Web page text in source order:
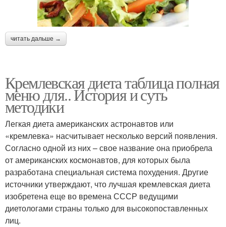
читать дальше →
Кремлевская диета таблица полная
меню для.. История и суть
методики
Легкая диета американских астронавтов или
«кремлевка» насчитывает несколько версий появления.
Согласно одной из них – свое название она приобрела
от американских космонавтов, для которых была
разработана специальная система похудения. Другие
источники утверждают, что лучшая кремлевская диета
изобретена еще во времена СССР ведущими
диетологами страны только для высокопоставленных
лиц.